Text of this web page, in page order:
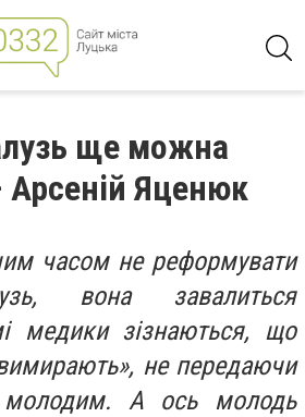
ще можна
Арсеній Яценюк
часом не реформувати
вона завалиться
медики зізнаються, що
не передаючи
молодим. А ось молодь